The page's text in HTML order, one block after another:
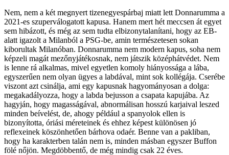
Nem, nem a két megnyert tizenegyespárbaj miatt lett Donnarumma a
2021-es szuperválogatott kapusa. Hanem mert hét meccsen át egyet
sem hibázott, és még az sem tudta elbizonytalanítani, hogy az EB-
alatt igazolt a Milanból a PSG-be, amin természetesen sokan
kiborultak Milanóban. Donnarumma nem modern kapus, soha nem
képzeli magát mezőnyjátékosnak, nem játszik középhátvédet. Nem
is lenne rá alkalmas, mivel egyetlen komoly hiányossága a lába,
egyszerűen nem olyan ügyes a labdával, mint sok kollégája. Cserébe
viszont azt csinálja, ami egy kapusnak hagyományosan a dolga:
megakadályozza, hogy a labda bejusson a csapata kapujába. Az
hagyján, hogy magasságával, abnormálisan hosszú karjaival leszed
minden beívelést, de, ahogy például a spanyolok ellen is
bizonyította, óriási méreteinek és ehhez képest különösen jó
reflexeinek köszönhetően bárhova odaér. Benne van a pakliban,
hogy ha karakterben talán nem is, minden másban egyszer Buffon
fölé nőjön. Megdöbbentő, de még mindig csak 22 éves.